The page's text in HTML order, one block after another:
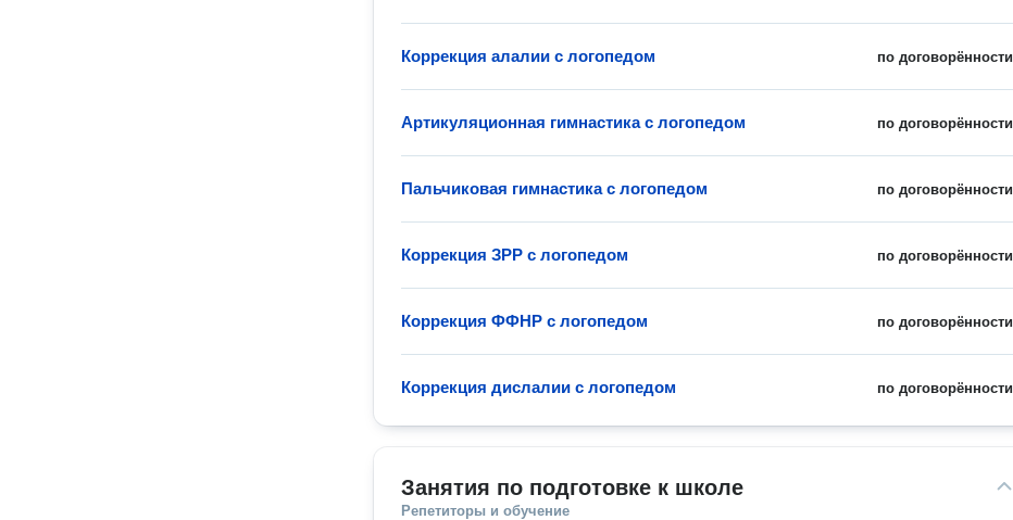
по договорённости
Коррекция алалии с логопедом
по договорённости
Артикуляционная гимнастика с логопедом
по договорённости
Пальчиковая гимнастика с логопедом
по договорённости
Коррекция ЗРР с логопедом
по договорённости
Коррекция ФФНР с логопедом
по договорённости
Коррекция дислалии с логопедом
Занятия по подготовке к школе
Репетиторы и обучение